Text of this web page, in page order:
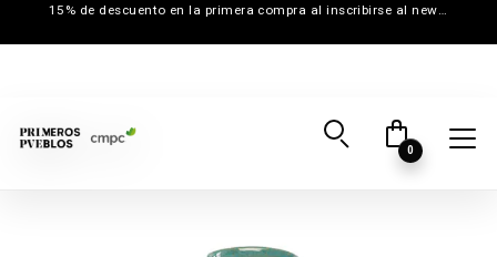
15% de descuento en la primera compra al inscribirse al newsletter
0